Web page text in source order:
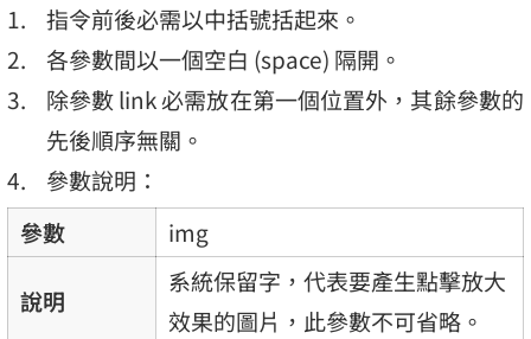
指令前後必需以中括號括起來。
各參數間以一個空白 (space) 隔開。
除參數 link 必需放在第一個位置外，其餘參數的
先後順序無關。
參數說明：
參數
img
說明
系統保留字，代表要產生點擊放大
效果的圖片，此參數不可省略。